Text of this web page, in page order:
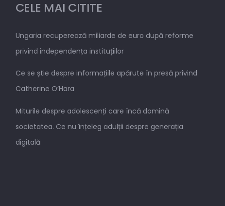
CELE MAI CITITE
Ungaria recuperează miliarde de euro după reforme
privind independența instituțiilor
Ce se știe despre informațiile apărute în presă privind
Catherine O’Hara
Miturile despre adolescenți care încă domină
societatea. Ce nu înțeleg adulții despre generația
digitală